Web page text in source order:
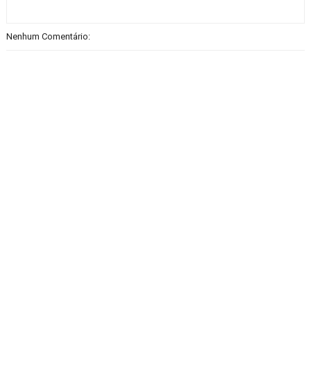
Nenhum Comentário: